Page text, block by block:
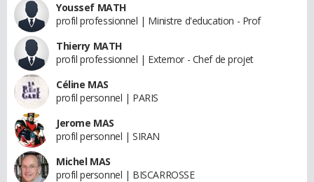
Youssef MATH
profil professionnel | Ministre d'education - Prof
Thierry MATH
profil professionnel | Externor - Chef de projet
Céline MAS
profil personnel | PARIS
Jerome MAS
profil personnel | SIRAN
Michel MAS
profil personnel | BISCARROSSE